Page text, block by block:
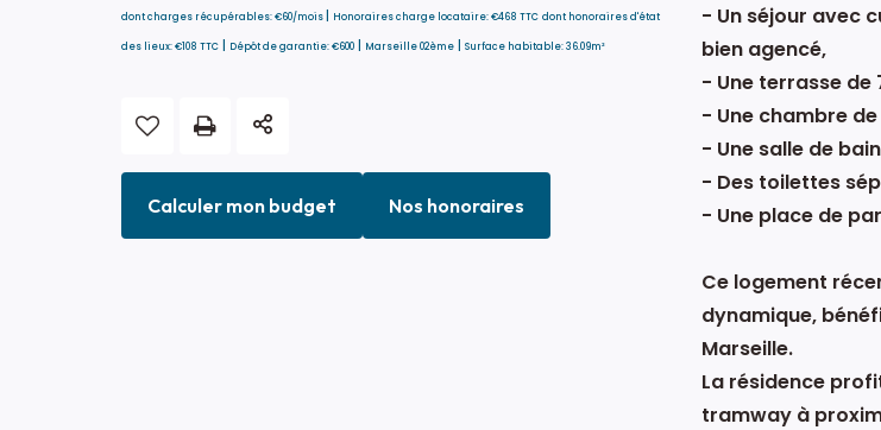
dont charges récupérables: €60/mois| Honoraires charge locataire: €468 TTC dont honoraires d'état
des lieux: €108 TTC | Dépôt de garantie: €600 | Marseille 02ème | Surface habitable: 36.09m²
Calculer mon budget Nos honoraires
- Un séjour avec
bien agencé,
- Une terrasse
- Une chambre de
- Une salle de
- Des toilettes
- Une place de
Ce logement
dynamique,
Marseille.
La résidence
tramway à